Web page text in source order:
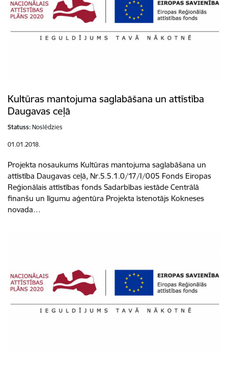
Kultūras mantojuma saglabāšana un attīstība
Daugavas ceļā
Statuss: Noslēdzies
01.01.2018.
Projekta nosaukums Kultūras mantojuma saglabāšana un
attīstība Daugavas ceļā, Nr.5.5.1.0/17/I/005 Fonds Eiropas
Reģionālais attīstības fonds Sadarbības iestāde Centrālā
finanšu un līgumu aģentūra Projekta īstenotājs Kokneses
novada…